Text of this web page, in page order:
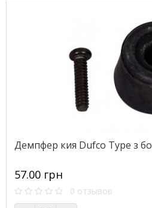
Демпфер кия Dufco Type з
57.00 грн
0 отзывов